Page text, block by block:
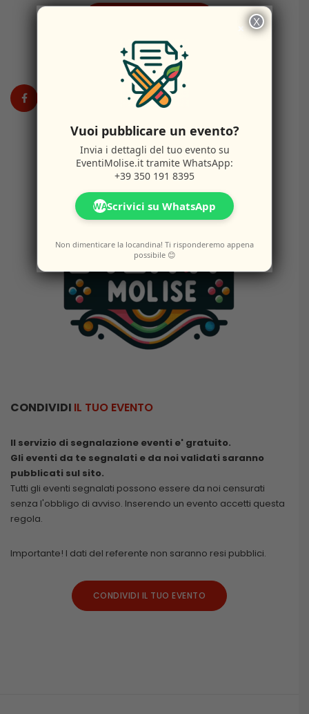
DISCLAIMER
CONDIVIDI IL TUO EVENTO
Il servizio di segnalazione eventi e' gratuito.
Gli eventi da te segnalati e da noi validati saranno
pubblicati sul sito.
Tutti gli eventi segnalati possono essere da noi censurati
senza l'obbligo di avviso. Inserendo un evento accetti questa
regola.
Importante! I dati del referente non saranno resi pubblici.
CONDIVIDI IL TUO EVENTO
×
Vuoi pubblicare un evento?
Invia i dettagli del tuo evento su
EventiMolise.it tramite WhatsApp:
+39 350 191 8395
WAScrivici su WhatsApp
Non dimenticare la locandina! Ti risponderemo appena
possibile 😊
X